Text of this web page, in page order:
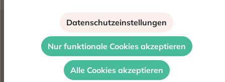
Zahlungsarten
Banküberweisung | Vorkasse
Datenschutzeinstellungen
Nur funktionale Cookies akzeptieren
Alle Cookies akzeptieren